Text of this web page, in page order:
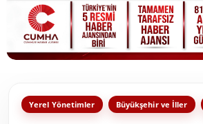
Cumhurbaşkanlığı
Bakanlıklar
Siyasi Partiler
Yerel Yönetimler Büyükşehir ve İller